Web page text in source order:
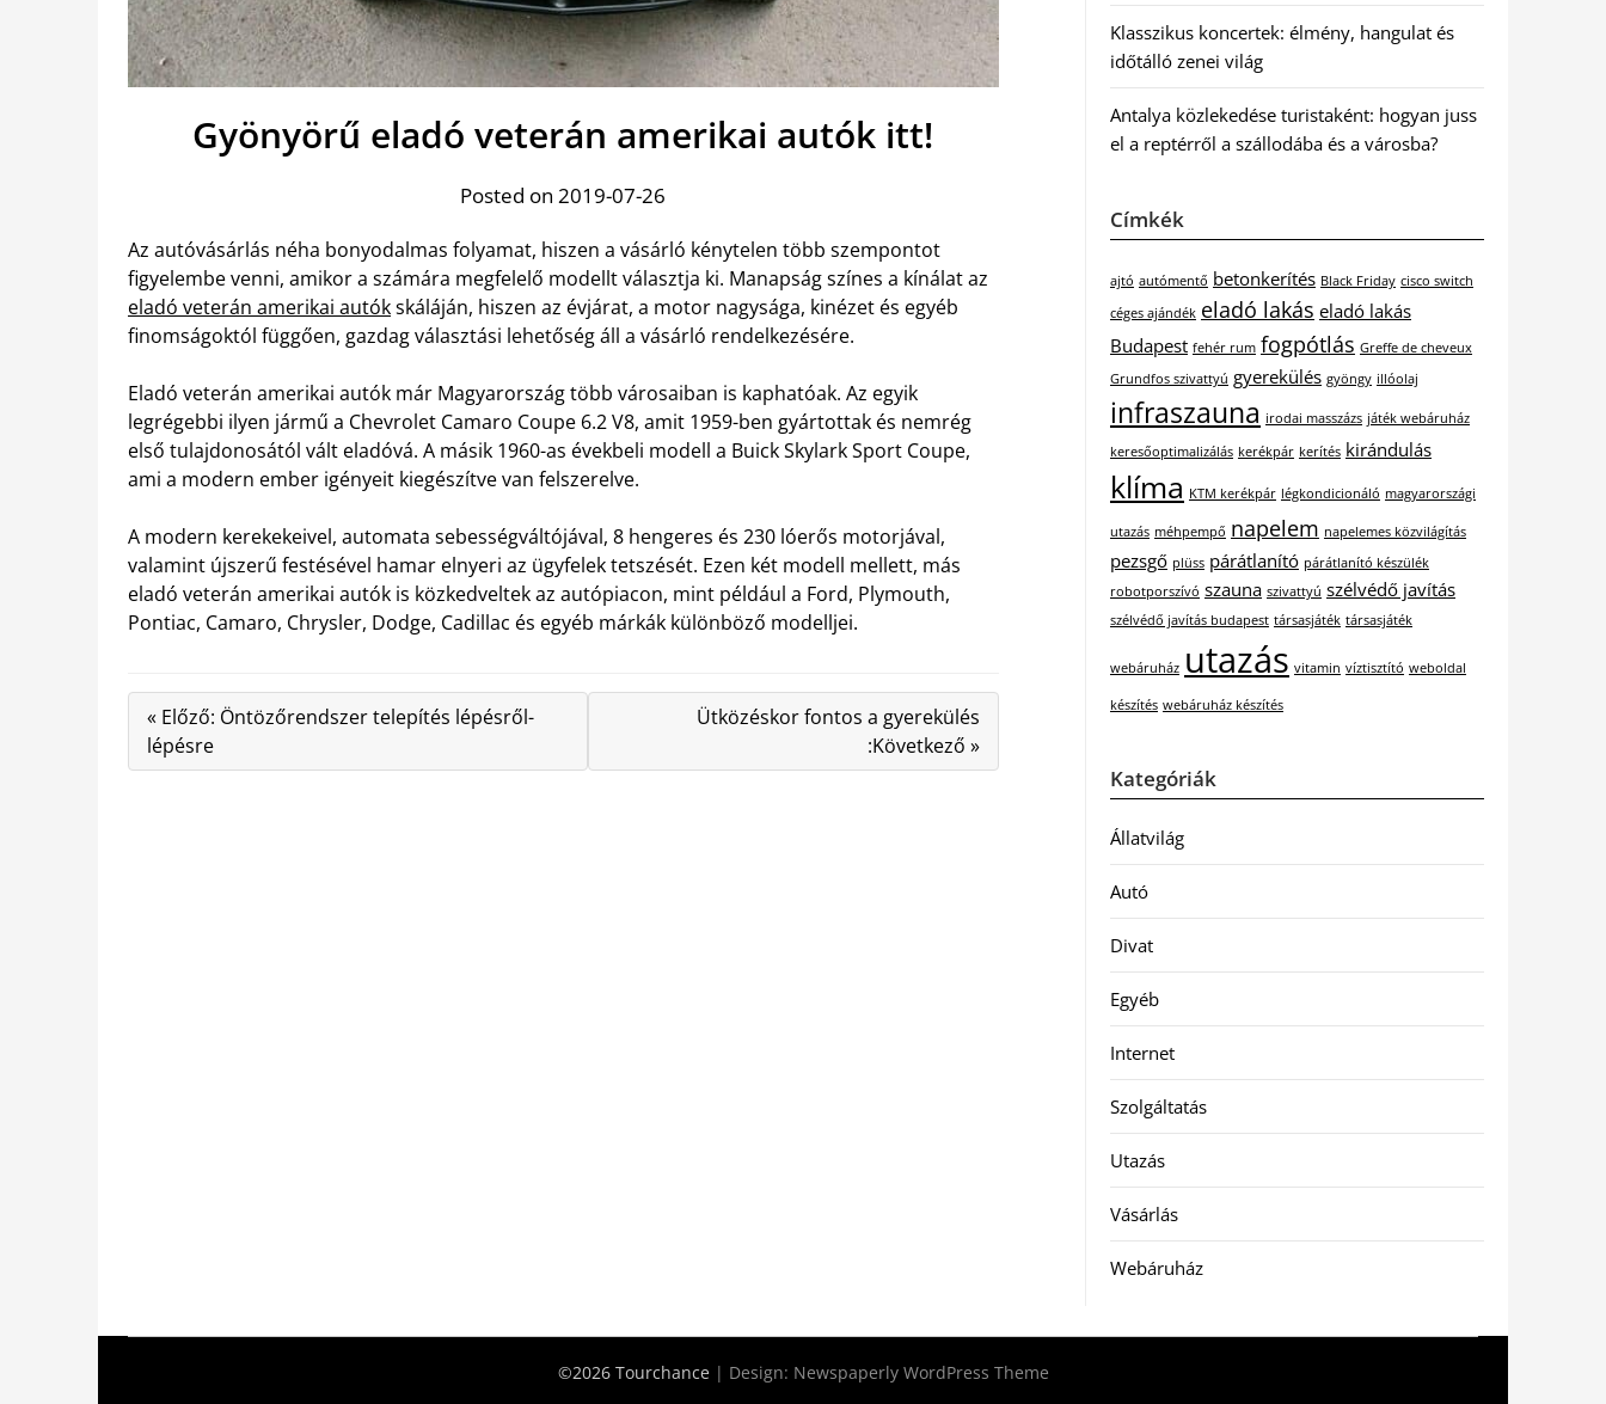
Gyönyörű eladó veterán amerikai autók itt!
Posted on 2019-07-26
Az autóvásárlás néha bonyodalmas folyamat, hiszen a vásárló kénytelen több szempontot
figyelembe venni, amikor a számára megfelelő modellt választja ki. Manapság színes a kínálat az
eladó veterán amerikai autókskáláján, hiszen az évjárat, a motor nagysága, kinézet és egyéb
finomságoktól függően, gazdag választási lehetőség áll a vásárló rendelkezésére.
Eladó veterán amerikai autók már Magyarország több városaiban is kaphatóak. Az egyik
legrégebbi ilyen jármű a Chevrolet Camaro Coupe 6.2 V8, amit 1959-ben gyártottak és nemrég
első tulajdonosától vált eladóvá. A másik 1960-as évekbeli modell a Buick Skylark Sport Coupe,
ami a modern ember igényeit kiegészítve van felszerelve.
A modern kerekekeivel, automata sebességváltójával, 8 hengeres és 230 lóerős motorjával,
valamint újszerű festésével hamar elnyeri az ügyfelek tetszését. Ezen két modell mellett, más
eladó veterán amerikai autók is közkedveltek az autópiacon, mint például a Ford, Plymouth,
Pontiac, Camaro, Chrysler, Dodge, Cadillac és egyéb márkák különböző modelljei.
« Előző: Öntözőrendszer telepítés lépésről-
lépésre
Ütközéskor fontos a gyerekülés
:Következő »
Klasszikus koncertek: élmény, hangulat és
időtálló zenei világ
Antalya közlekedése turistaként: hogyan juss
el a reptérről a szállodába és a városba?
Címkék
ajtó autómentő betonkerítés Black Friday cisco switch
céges ajándék eladó lakás eladó lakás
Budapest fehér rum fogpótlás Greffe de cheveux
Grundfos szivattyú gyerekülés gyöngy illóolaj
infraszauna irodai masszázs játék webáruház
keresőoptimalizálás kerékpár kerítés kirándulás
klíma KTM kerékpár légkondicionáló magyarországi
utazás méhpempő napelem napelemes közvilágítás
pezsgő plüss párátlanító párátlanító készülék
robotporszívó szauna szivattyú szélvédő javítás
szélvédő javítás budapest társasjáték társasjáték
webáruház utazás vitamin víztisztító weboldal
készítés webáruház készítés
Kategóriák
Állatvilág
Autó
Divat
Egyéb
Internet
Szolgáltatás
Utazás
Vásárlás
Webáruház
©2026 Tourchance | Design: Newspaperly WordPress Theme